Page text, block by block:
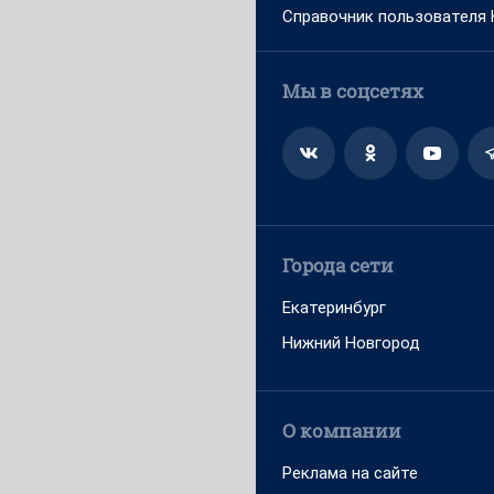
Справочник пользователя
Мы в соцсетях
Города сети
Екатеринбург
Нижний Новгород
О компании
Реклама на сайте